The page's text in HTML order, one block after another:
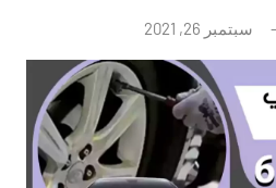
سبتمبر 26, 2021
توجد
تعليقات